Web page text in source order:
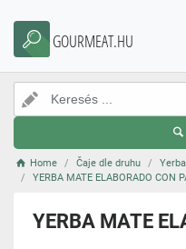
GOURMEAT.HU
Home Čaje dle druhu
YERBA MATE ELABORADO CON
YERBA MATE